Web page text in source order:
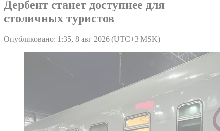
Дербент станет доступнее для
столичных туристов
Опубликовано: 1:35, 8 авг 2026 (UTC+3 MSK)